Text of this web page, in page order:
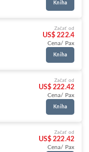
Kniha
Začať od
US$ 222.4
Cena/ Pax
Kniha
Začať od
US$ 222.42
Cena/ Pax
Kniha
Začať od
US$ 222.42
Cena/ Pax